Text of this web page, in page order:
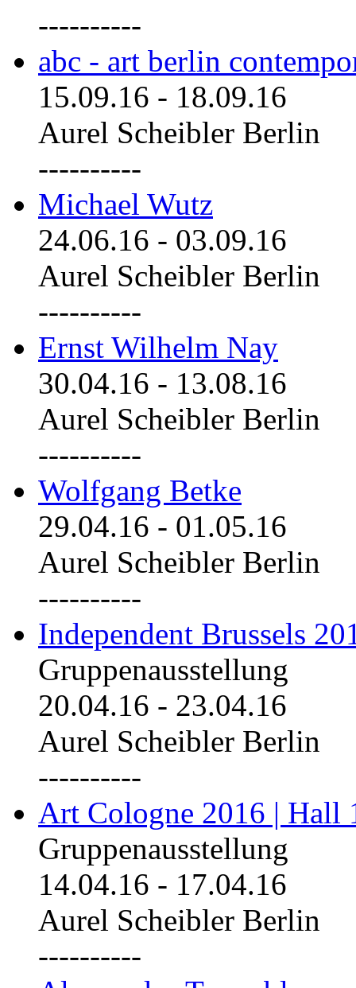
----------
abc - art berlin
15.09.16 - 18.09.16
Aurel Scheibler Berlin
----------
Michael Wutz
24.06.16 - 03.09.16
Aurel Scheibler Berlin
----------
Ernst Wilhelm Nay
30.04.16 - 13.08.16
Aurel Scheibler Berlin
----------
Wolfgang Betke
29.04.16 - 01.05.16
Aurel Scheibler Berlin
----------
Independent Brussels
Gruppenausstellung
20.04.16 - 23.04.16
Aurel Scheibler Berlin
----------
Art Cologne 2016 | Hall
Gruppenausstellung
14.04.16 - 17.04.16
Aurel Scheibler Berlin
----------